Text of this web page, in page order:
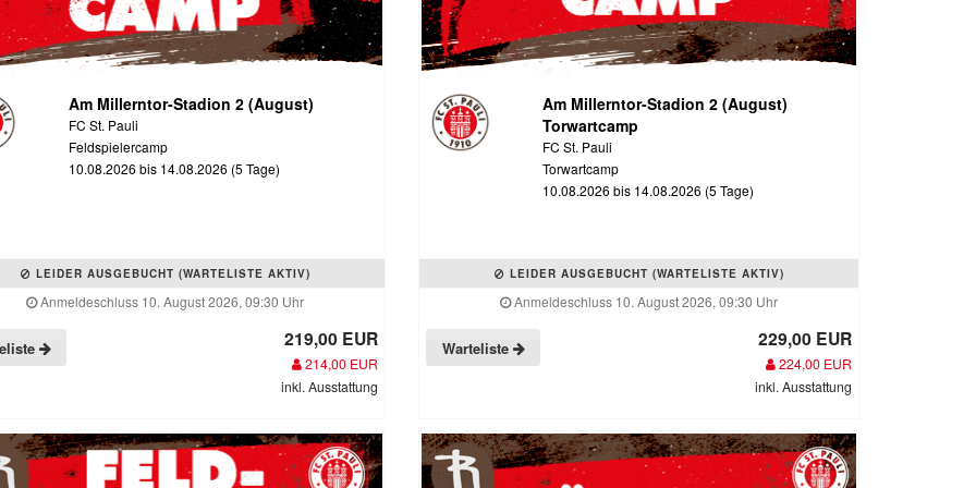
Am Millerntor-Stadion 2 (August)
FC St. Pauli
Feldspielercamp
10.08.2026 bis 14.08.2026 (5 Tage)
LEIDER AUSGEBUCHT (WARTELISTE AKTIV)
Anmeldeschluss 10. August 2026, 09:30 Uhr
219,00 EUR
214,00 EUR
inkl. Ausstattung
Am Millerntor-Stadion 2 (August)
Torwartcamp
FC St. Pauli
Torwartcamp
10.08.2026 bis 14.08.2026 (5 Tage)
LEIDER AUSGEBUCHT (WARTELISTE AKTIV)
Anmeldeschluss 10. August 2026, 09:30 Uhr
Warteliste 229,00 EUR
224,00 EUR
inkl. Ausstattung